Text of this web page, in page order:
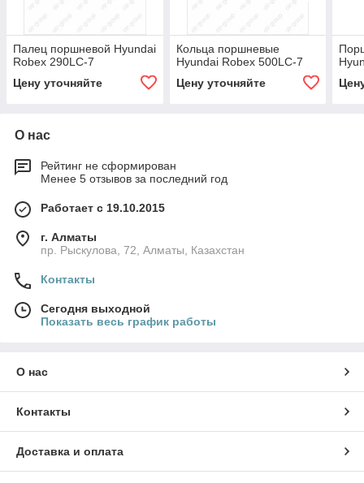
Палец поршневой Hyundai
Robex 290LC-7
Цену уточняйте
Кольца поршневые
Hyundai Robex 500LC-7
Цену уточняйте
О нас
Рейтинг не сформирован
Менее 5 отзывов за последний год
Работает с 19.10.2015
г. Алматы
пр. Рыскулова, 72, Алматы, Казахстан
Контакты
Сегодня выходной
Показать весь график работы
О нас
Контакты
Доставка и оплата